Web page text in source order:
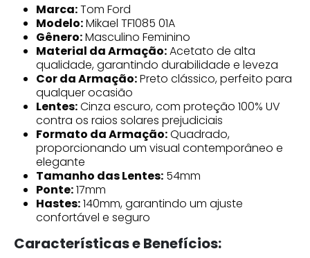
Marca:Tom Ford
Modelo:Mikael TF1085 01A
Gênero:Masculino Feminino
Material da Armação:Acetato de alta
qualidade, garantindo durabilidade e leveza
Cor da Armação:Preto clássico, perfeito para
qualquer ocasião
Lentes:Cinza escuro, com proteção 100% UV
contra os raios solares prejudiciais
Formato da Armação:Quadrado,
proporcionando um visual contemporâneo e
elegante
Tamanho das Lentes: 54mm
Ponte:17mm
Hastes:140mm, garantindo um ajuste
confortável e seguro
Características e Benefícios: